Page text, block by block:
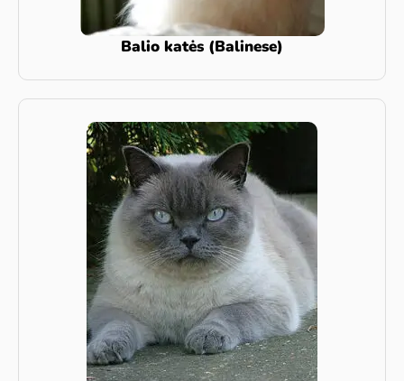
Balio katės (Balinese)